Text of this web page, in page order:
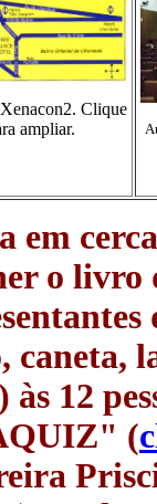
Clique
ampliar.
em
o livro
caneta,
12
(